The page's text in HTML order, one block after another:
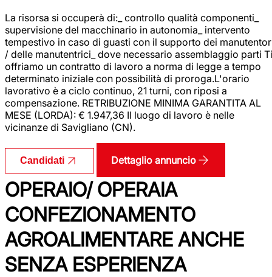
La risorsa si occuperà di:_ controllo qualità componenti_
supervisione del macchinario in autonomia_ intervento
tempestivo in caso di guasti con il supporto dei
/ delle manutentrici_ dove necessario assemblaggio parti Ti
offriamo un contratto di lavoro a norma di legge a tempo
determinato iniziale con possibilità di proroga.L'orario
lavorativo è a ciclo continuo, 21 turni, con riposi a
compensazione. RETRIBUZIONE MINIMA GARANTITA AL
MESE (LORDA): € 1.947,36 Il luogo di lavoro è nelle
vicinanze di Savigliano (CN).
Candidati Dettaglio annuncio
OPERAIO/ OPERAIA
CONFEZIONAMENTO
AGROALIMENTARE ANCHE
SENZA ESPERIENZA